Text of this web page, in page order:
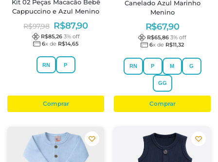
Kit 02 Peças Macacão Bebê
Cappuccino e Azul Menino
R$97,98 R$87,90
R$85,26 3% off
6x de R$14,65
RN P
Comprar
Canelado Azul Marinho
Menino
R$67,90
R$65,86 3% off
6x de R$11,32
RN P M G
GG
Comprar